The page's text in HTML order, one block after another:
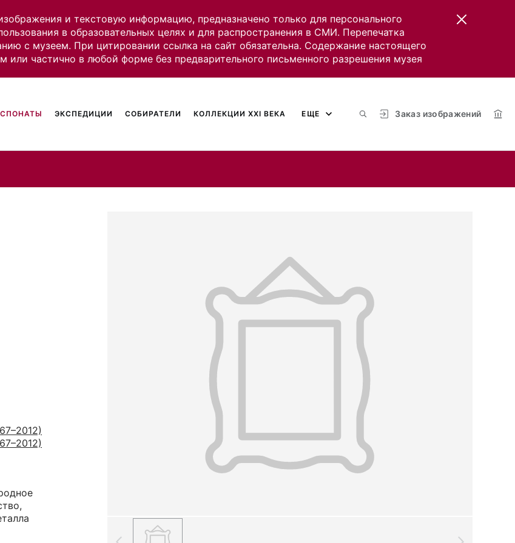
и текстовую информацию, предназначено только для персонального
в образовательных целях и для распространения в СМИ. Перепечатка
с музеем. При цитировании ссылка на сайт обязательна. Содержание настоящего
или частично в любой форме без предварительного письменного разрешения музея
Заказ изображений
ЭКСПЕДИЦИИ СОБИРАТЕЛИ КОЛЛЕКЦИИ XXI ВЕКА ЕЩЕ